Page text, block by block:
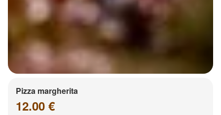
Pizza margherita
12.00 €